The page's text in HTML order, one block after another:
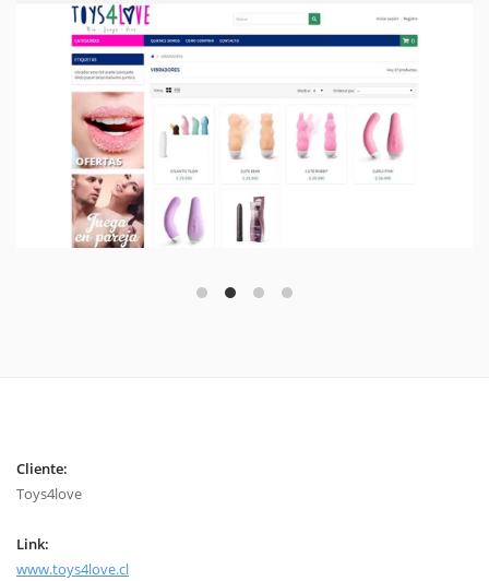
Cliente:
Toys4love
Link:
www.toys4love.cl